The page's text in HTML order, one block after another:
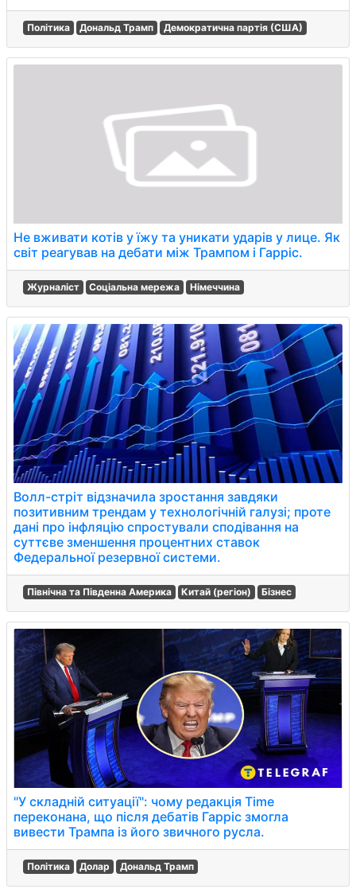
Політика Дональд Трамп Демократична партія (США)
Не вживати котів у їжу та уникати ударів у лице. Як
світ реагував на дебати між Трампом і Гарріс.
Журналіст Соціальна мережа Німеччина
Волл-стріт відзначила зростання завдяки
позитивним трендам у технологічній галузі; проте
дані про інфляцію спростували сподівання на
суттєве зменшення процентних ставок
Федеральної резервної системи.
Північна та Південна Америка Китай (регіон) Бізнес
"У складній ситуації": чому редакція Time
переконана, що після дебатів Гарріс змогла
вивести Трампа із його звичного русла.
Політика Долар Дональд Трамп